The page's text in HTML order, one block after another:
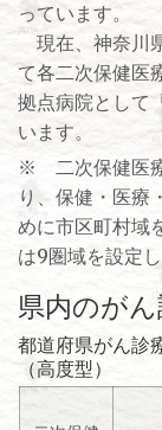
っています。
現在、神奈川
て各二次保健医
拠点病院として
います。
※ 二次保健医療
り、保健・医療
めに市区町村域
は9圏域を設定
県内のが
都道府県がん
（高度型）